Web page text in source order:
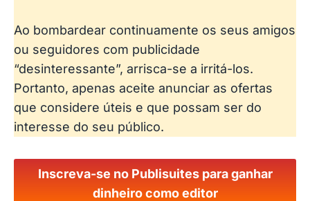
Ao bombardear continuamente os seus amigos
ou seguidores com publicidade
“desinteressante”, arrisca-se a irritá-los.
Portanto, apenas aceite anunciar as ofertas
que considere úteis e que possam ser do
interesse do seu público.
Inscreva-se no Publisuites para ganhar
dinheiro como editor